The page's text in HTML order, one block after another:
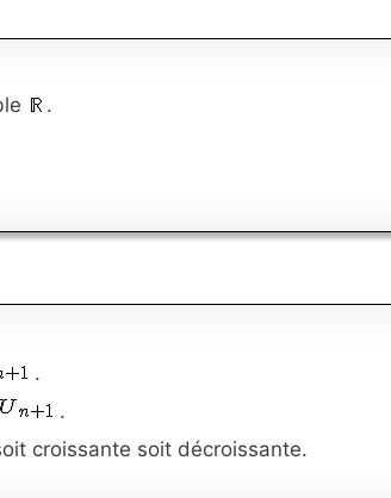
.
.
.
croissante soit décroissante.